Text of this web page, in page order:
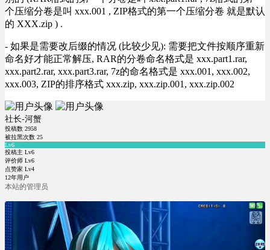
个压缩分卷是叫 xxx.001 , ZIP格式的第一个压缩分卷 就是默认
的 XXX.zip ) .
- 如果是需要改后缀的情况 (比较少见): 需要把文件按顺序重新
命名好才能正常解压, RAR的分卷命名格式是 xxx.part1.rar,
xxx.part2.rar, xxx.part3.rar, 7z的命名格式是 xxx.001, xxx.002,
xxx.003, ZIP的排序格式 xxx.zip, xxx.zip.001, xxx.zip.002
社长-河蟹
投稿数 2958
被拉黑次数 25
Lv6
投稿主 Lv6
评价师 Lv6
点赞家 Lv4
12年用户
本站的管理员